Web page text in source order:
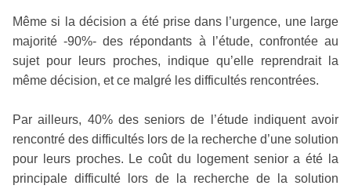
Même si la décision a été prise dans l’urgence, une large
majorité -90%- des répondants à l’étude, confrontée au
sujet pour leurs proches, indique qu’elle reprendrait la
même décision, et ce malgré les difficultés rencontrées.
Par ailleurs, 40% des seniors de l’étude indiquent avoir
rencontré des difficultés lors de la recherche d’une solution
pour leurs proches. Le coût du logement senior a été la
principale difficulté lors de la recherche de la solution